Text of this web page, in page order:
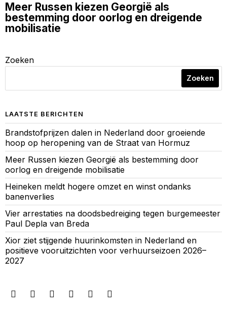
Meer Russen kiezen Georgië als
bestemming door oorlog en dreigende
mobilisatie
Zoeken
Zoeken
LAATSTE BERICHTEN
Brandstofprijzen dalen in Nederland door groeiende
hoop op heropening van de Straat van Hormuz
Meer Russen kiezen Georgië als bestemming door
oorlog en dreigende mobilisatie
Heineken meldt hogere omzet en winst ondanks
banenverlies
Vier arrestaties na doodsbedreiging tegen burgemeester
Paul Depla van Breda
Xior ziet stijgende huurinkomsten in Nederland en
positieve vooruitzichten voor verhuurseizoen 2026–
2027